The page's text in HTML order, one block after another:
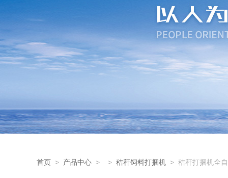
首页 > 产品中心 > > 秸秆饲料打捆机 > 秸秆打捆机全